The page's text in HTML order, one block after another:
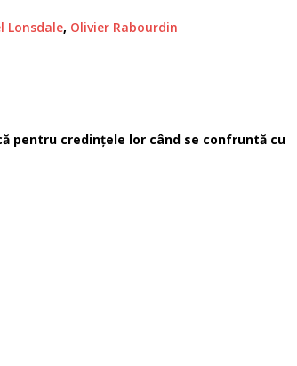
Lonsdale, Olivier Rabourdin
pentru credinţele lor când se confruntă cu